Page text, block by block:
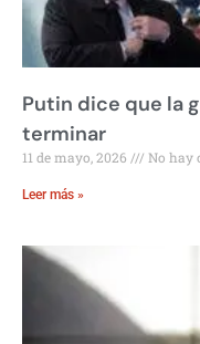
Putin dice que la
terminar
11 de mayo, 2026 No hay
Leer más »